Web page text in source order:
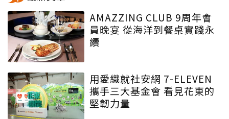
AMAZZING CLUB 9周年會
員晚宴 從海洋到餐桌實踐永
續
用愛織就社安網 7-ELEVEN
攜手三大基金會 看見花東的
堅韌力量